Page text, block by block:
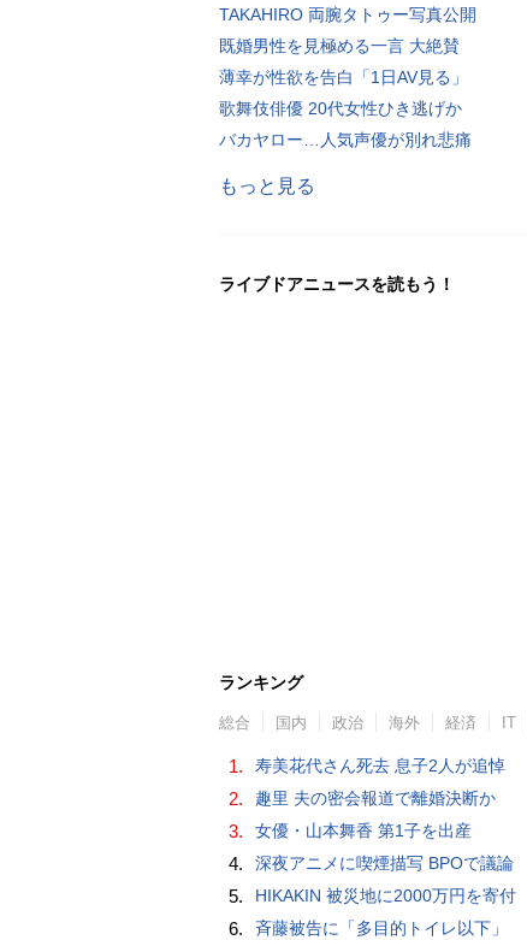
TAKAHIRO 両腕タトゥー写真公開
既婚男性を見極める一言 大絶賛
薄幸が性欲を告白「1日AV見る」
歌舞伎俳優 20代女性ひき逃げか
バカヤロー…人気声優が別れ悲痛
もっと見る
ライブドアニュースを読もう！
ランキング
総合 国内 政治 海外 経済 IT
1. 寿美花代さん死去 息子2人が追悼
2. 趣里 夫の密会報道で離婚決断か
3. 女優・山本舞香 第1子を出産
4. 深夜アニメに喫煙描写 BPOで議論
5. HIKAKIN 被災地に2000万円を寄付
6. 斉藤被告に「多目的トイレ以下」